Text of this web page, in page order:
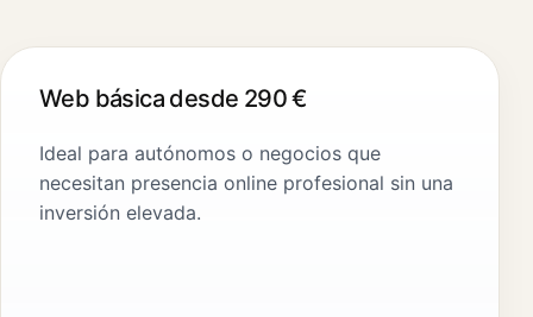
Web básica desde 290 €
Ideal para autónomos o negocios que
necesitan presencia online profesional sin una
inversión elevada.